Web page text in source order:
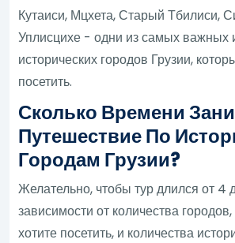
Кутаиси, Мцхета, Старый Тбилиси,
Уплисцихе - одни из самых важных
исторических городов Грузии,
посетить.
Сколько Времени
Путешествие По
Городам Грузии?
Желательно, чтобы тур длился от 4
зависимости от количества
хотите посетить, и количества